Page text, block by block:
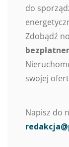
do
Zdobądź
swojej
Napisz do